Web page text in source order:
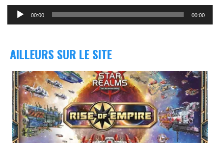
Lecteur
audio 00:00 00:00
AILLEURS SUR LE SITE